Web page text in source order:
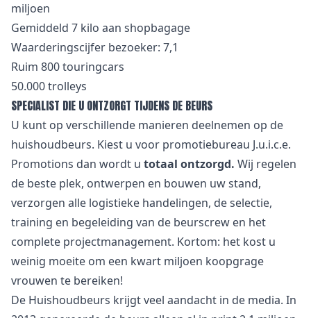
miljoen
Gemiddeld 7 kilo aan shopbagage
Waarderingscijfer bezoeker: 7,1
Ruim 800 touringcars
50.000 trolleys
SPECIALIST DIE U ONTZORGT TIJDENS DE BEURS
U kunt op verschillende manieren deelnemen op de
huishoudbeurs. Kiest u voor promotiebureau J.u.i.c.e.
Promotions dan wordt u totaal ontzorgd. Wij regelen
de beste plek, ontwerpen en bouwen uw stand,
verzorgen alle logistieke handelingen, de selectie,
training en begeleiding van de beurscrew en het
complete projectmanagement. Kortom: het kost u
weinig moeite om een kwart miljoen koopgrage
vrouwen te bereiken!
De Huishoudbeurs krijgt veel aandacht in de media. In